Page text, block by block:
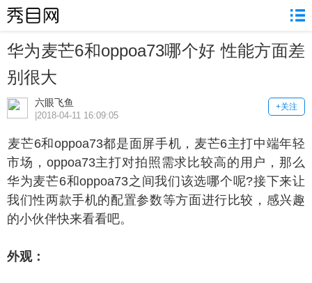
华为麦芒6和oppoa73哪个好 性能方面差
别很大
六眼飞鱼 +关注
|2018-04-11 16:09:05
6和oppoa73都是面屏手机，麦芒6主打中端年轻
市场，oppoa73主打对拍照需求比较高的用户，那么
华为麦芒6和oppoa73之间我们该选哪个呢?接下来让
我们性两款手机的配置参数等方面进行比较，感兴趣
的小伙伴快来看看吧。
：